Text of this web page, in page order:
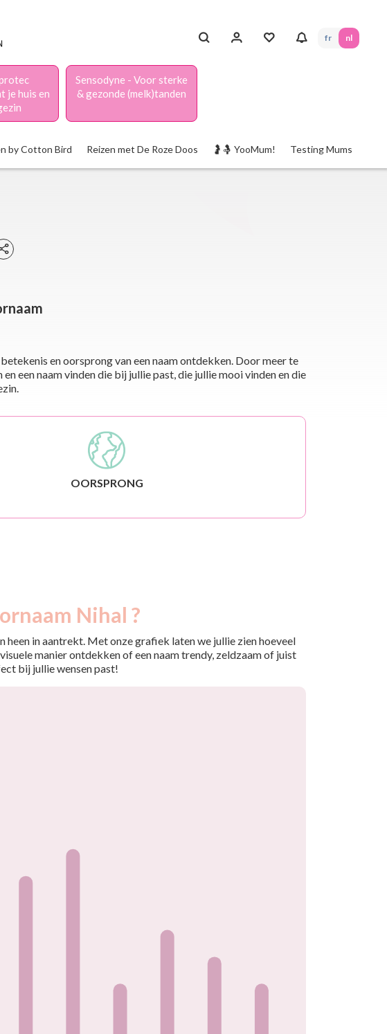
fr nl
je huis en
Sensodyne - Voor sterke
& gezonde (melk)tanden
by Cotton Bird Reizen met De Roze Doos 🤰🤱 YooMum! Testing Mums
en oorsprong van een naam ontdekken. Door meer te
een naam vinden die bij jullie past, die jullie mooi vinden en die
OORSPRONG
Nihal ?
heen in aantrekt. Met onze grafiek laten we jullie zien hoeveel
manier ontdekken of een naam trendy, zeldzaam of juist
bij jullie wensen past!